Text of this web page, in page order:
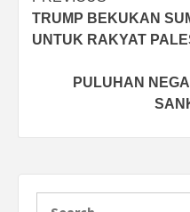
navigation
TRUMP BEKUKAN
UNTUK RAKYAT
PULUHAN